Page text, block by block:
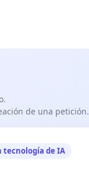
de una petición.
tecnología de IA